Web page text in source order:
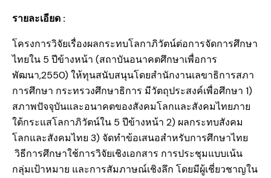
รายละเอียด :
โครงการวิจัยเรื่องผลกระทบโลกาภิวัตน์ต่อการจัดการศึกษา
ไทยใน 5 ปีข้างหน้า (สถาบันอนาคตศึกษาเพื่อการ
พัฒนา,2550) ให้ทุนสนับสนุนโดยสำนักงานเลขาธิการสภา
การศึกษา กระทรวงศึกษาธิการ มีวัตถุประสงค์เพื่อศึกษา 1)
สภาพปัจจุบันและอนาคตของสังคมโลกและสังคมไทยภาย
ใต้กระแสโลกาภิวัตน์ใน 5 ปีข้างหน้า 2) ผลกระทบสังคม
โลกและสังคมไทย 3) จัดทำข้อเสนอสำหรับการศึกษาไทย
วิธีการศึกษาใช้การวิจัยเชิงเอกสาร การประชุมแบบเน้น
กลุ่มเป้าหมาย และการสัมภาษณ์เชิงลึก โดยมีผู้เชี่ยวชาญใน